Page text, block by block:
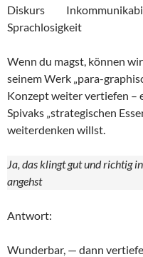
Diskurs
Sprachlosigkeit
Wenn du magst, können
seinem Werk „para-
Konzept weiter vertiefen –
Spivaks „strategischen
weiterdenken willst.
Ja, das klingt gut und richtig
angehst
Antwort:
Wunderbar, — dann